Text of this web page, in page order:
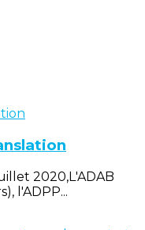
2020,L'ADAB
l'ADPP...